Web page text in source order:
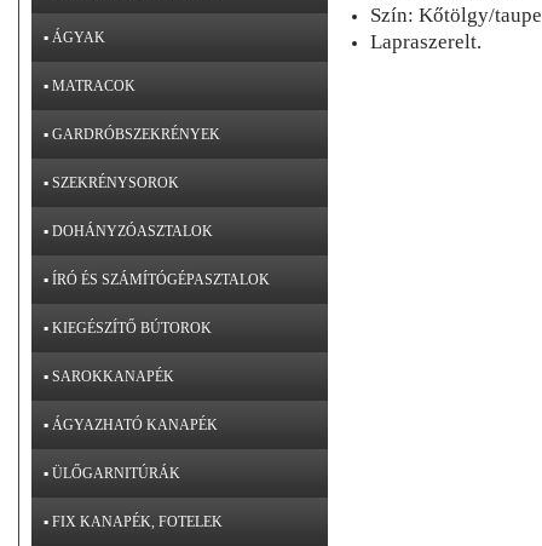
▪ ÁGYAK
▪ MATRACOK
▪ GARDRÓBSZEKRÉNYEK
▪ SZEKRÉNYSOROK
▪ DOHÁNYZÓASZTALOK
▪ ÍRÓ ÉS SZÁMÍTÓGÉPASZTALOK
▪ KIEGÉSZÍTŐ BÚTOROK
▪ SAROKKANAPÉK
▪ ÁGYAZHATÓ KANAPÉK
▪ ÜLŐGARNITÚRÁK
▪ FIX KANAPÉK, FOTELEK
Szín: Kőtölgy/taupe
Lapraszerelt.